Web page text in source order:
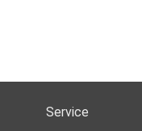
Service